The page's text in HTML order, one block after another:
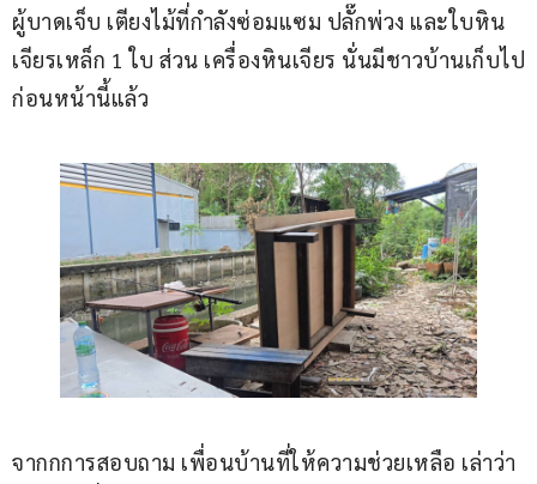
ผู้บาดเจ็บ เตียงไม้ที่กำลังซ่อมแซม ปลั๊กพ่วง และใบหิน
เจียรเหล็ก 1 ใบ ส่วน เครื่องหินเจียร นั่นมีชาวบ้านเก็บไป
ก่อนหน้านี้แล้ว
จากกการสอบถาม เพื่อนบ้านที่ให้ความช่วยเหลือ เล่าว่า